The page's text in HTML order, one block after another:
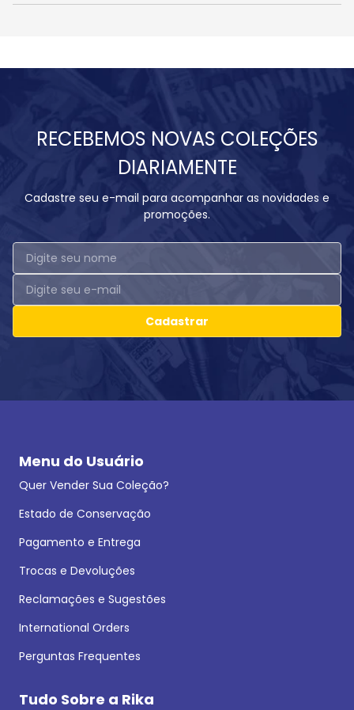
RECEBEMOS NOVAS COLEÇÕES
DIARIAMENTE
Cadastre seu e-mail para acompanhar as novidades e
promoções.
Cadastrar
Menu do Usuário
Quer Vender Sua Coleção?
Estado de Conservação
Pagamento e Entrega
Trocas e Devoluções
Reclamações e Sugestões
International Orders
Perguntas Frequentes
Tudo Sobre a Rika